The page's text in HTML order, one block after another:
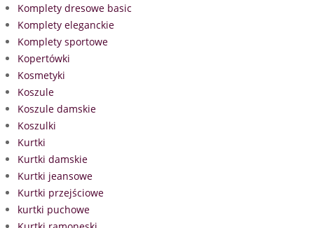
Komplety dresowe basic
Komplety eleganckie
Komplety sportowe
Kopertówki
Kosmetyki
Koszule
Koszule damskie
Koszulki
Kurtki
Kurtki damskie
Kurtki jeansowe
Kurtki przejściowe
kurtki puchowe